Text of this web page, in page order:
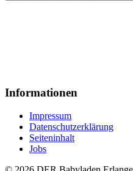
Informationen
Impressum
Datenschutzerklärung
Seiteninhalt
Jobs